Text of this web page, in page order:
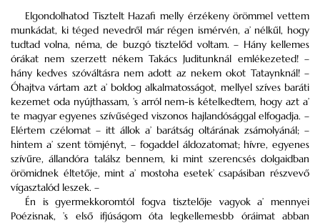
Elgondolhatod Tisztelt Hazafi melly érzékeny örömmel vettem
munkádat, ki téged nevedről már régen ismérvén, a’ nélkűl, hogy
tudtad volna, néma, de buzgó tisztelőd voltam. – Hány kellemes
órákat nem szerzett nékem Takács Juditunknál emlékezeted! –
hány kedves szóváltásra nem adott az nekem okot Tataynknál! –
Óhajtva vártam azt a’ boldog alkalmatosságot, mellyel szíves baráti
kezemet oda nyújthassam, ’s arról nem-is kételkedtem, hogy azt a’
te magyar egyenes szívűséged viszonos hajlandósággal elfogadja. –
Elértem czélomat – itt állok a’ barátság oltárának zsámolyánál; –
hintem a’ szent tömjényt, – fogaddel áldozatomat; hívre, egyenes
szívűre, állandóra találsz bennem, ki mint szerencsés dolgaidban
örömidnek éltetője, mint a’ mostoha esetek’ csapásiban részvevő
vígasztalód leszek. –
Én is gyermekkoromtól fogva tisztelője vagyok a’ mennyei
Poézisnak, ’s első ifjúságom óta legkellemesbb óráimat abban